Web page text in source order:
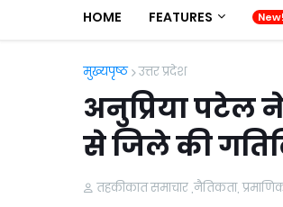
HOME FEATURES
मुख्यपृष्ठ उत्तर प्रदेश
अनुप्रिया पटेल ने
से जिले की
तहकीकात समाचार ,नैतिकता,